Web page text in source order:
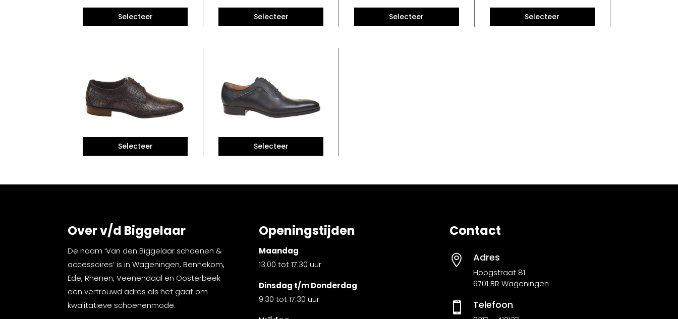
Over v/d Biggelaar
De naam ‘Van den Biggelaar schoenen &
accessoires’ is in Wageningen, Bennekom,
Ede, Rhenen, Veenendaal en Oosterbeek
een vertrouwd adres als het gaat om
kwalitatieve schoenenmode.
Openingstijden
Maandag
13:00 tot 17:30 uur
Dinsdag t/m Donderdag
9:30 tot 17:30 uur
Contact
 Adres
Hoogstraat 81
6701 BR Wageningen
 Telefoon